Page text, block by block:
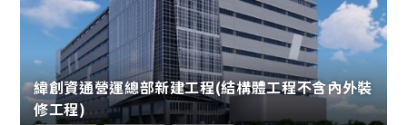
緯創資通營運總部新建工程(結構體工程不含內外裝
修工程)